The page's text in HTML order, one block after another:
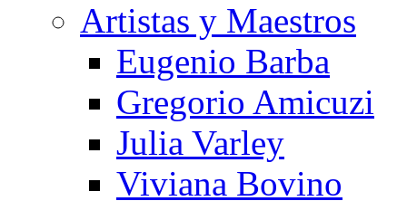
Artistas y Maestros
Eugenio Barba
Gregorio Amicuzi
Julia Varley
Viviana Bovino